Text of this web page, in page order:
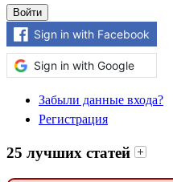
Войти
Sign in with Facebook
Sign in with Google
Забыли данные входа?
Регистрация
25 лучших статей